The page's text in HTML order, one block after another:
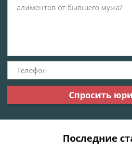
Спросить
Последние